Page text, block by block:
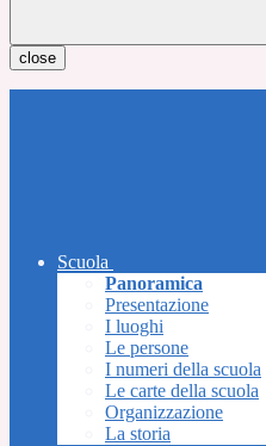
close
Scuola
Panoramica
Presentazione
I luoghi
Le persone
I numeri della scuola
Le carte della scuola
Organizzazione
La storia